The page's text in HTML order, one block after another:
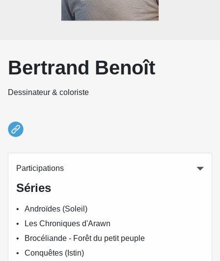
Bertrand Benoît
Dessinateur & coloriste
Participations
Séries
Androïdes (Soleil)
Les Chroniques d'Arawn
Brocéliande - Forêt du petit peuple
Conquêtes (Istin)